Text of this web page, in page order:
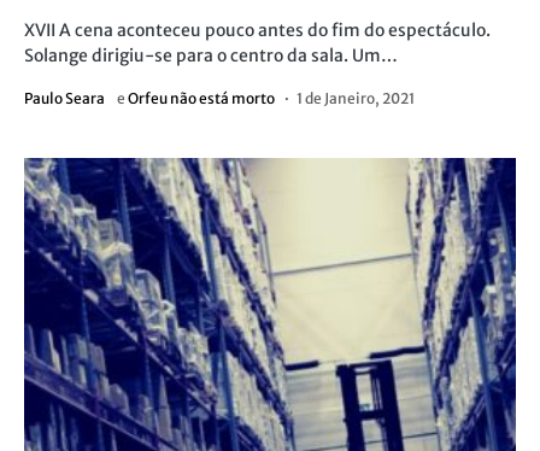
XVII A cena aconteceu pouco antes do fim do espectáculo.
Solange dirigiu-se para o centro da sala. Um…
Paulo Seara e Orfeu não está morto 1 de Janeiro, 2021